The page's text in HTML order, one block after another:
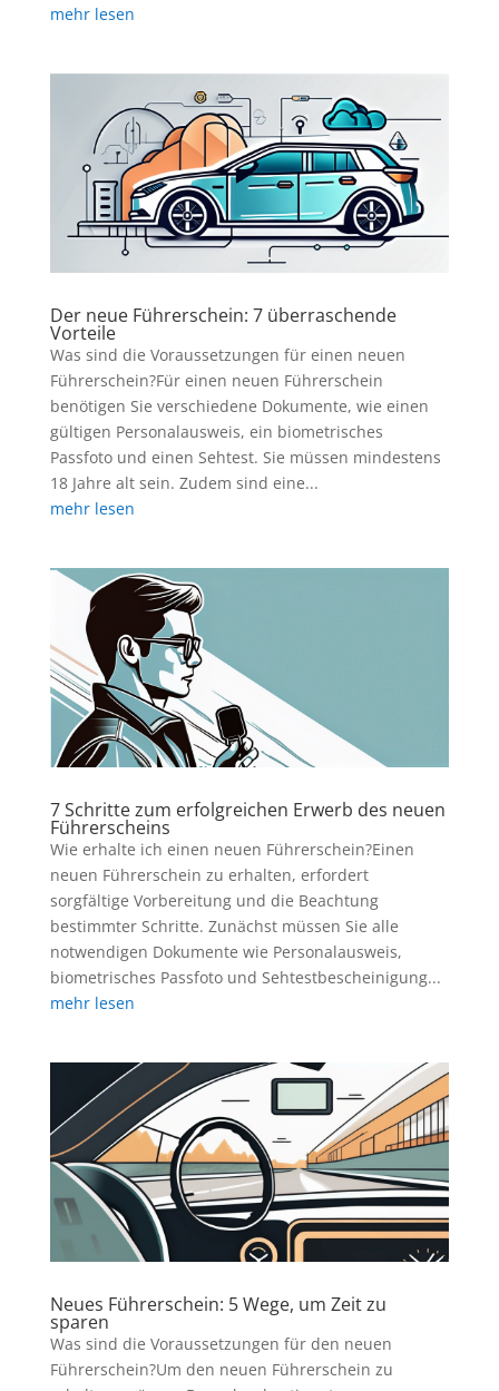
mehr lesen
Der neue Führerschein: 7 überraschende
Vorteile
Was sind die Voraussetzungen für einen neuen
Führerschein?Für einen neuen Führerschein
benötigen Sie verschiedene Dokumente, wie einen
gültigen Personalausweis, ein biometrisches
Passfoto und einen Sehtest. Sie müssen mindestens
18 Jahre alt sein. Zudem sind eine...
mehr lesen
7 Schritte zum erfolgreichen Erwerb des neuen
Führerscheins
Wie erhalte ich einen neuen Führerschein?Einen
neuen Führerschein zu erhalten, erfordert
sorgfältige Vorbereitung und die Beachtung
bestimmter Schritte. Zunächst müssen Sie alle
notwendigen Dokumente wie Personalausweis,
biometrisches Passfoto und Sehtestbescheinigung...
mehr lesen
Neues Führerschein: 5 Wege, um Zeit zu
sparen
Was sind die Voraussetzungen für den neuen
Führerschein?Um den neuen Führerschein zu